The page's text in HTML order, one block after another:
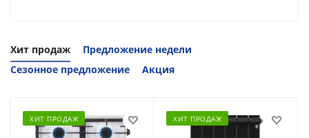
Хит продаж
Предложение недели
Сезонное предложение
Акция
ХИТ ПРОДАЖ ХИТ ПРОДАЖ